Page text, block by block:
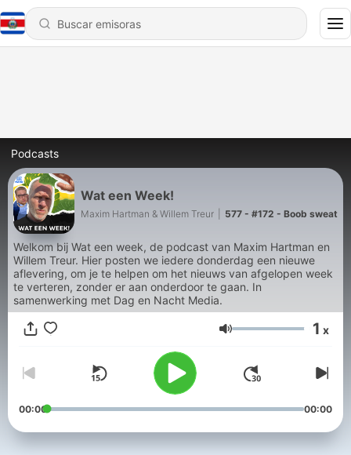
Podcasts
Wat een Week!
Maxim Hartman & Willem Treur 577 - #172 - Boob sweat
Welkom bij Wat een week, de podcast van Maxim Hartman en
Willem Treur. Hier posten we iedere donderdag een nieuwe
aflevering, om je te helpen om het nieuws van afgelopen week
te verteren, zonder er aan onderdoor te gaan. In
samenwerking met Dag en Nacht Media.
Volumen 1 x
00:00 00:00